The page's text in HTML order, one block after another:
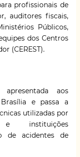
profissionais de
auditores fiscais,
Públicos,
dos Centros
(CEREST).
aos
e passa a
utilizadas por
e instituições
de acidentes de